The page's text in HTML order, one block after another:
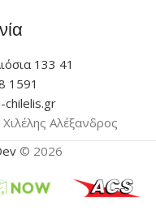
133 41
1591
chilelis.gr
Αλέξανδρος
© 2026